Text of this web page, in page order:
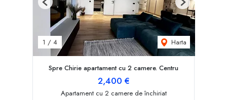
1 / 4 Harta
Previous Next
Spre Chirie apartament cu 2 camere. Centru
2,400 €
Apartament cu 2 camere de închiriat